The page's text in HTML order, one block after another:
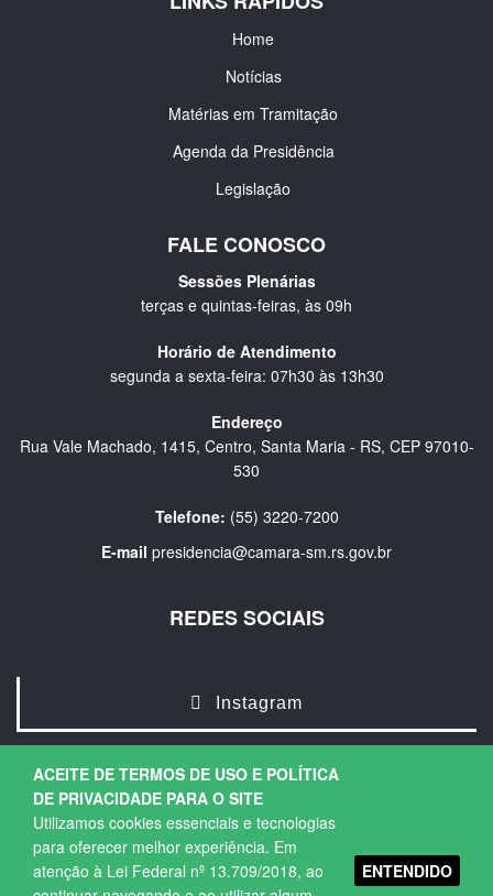
ACEITE DE TERMOS DE USO E POLÍTICA
DE PRIVACIDADE PARA O SITE
Utilizamos cookies essenciais e tecnologias
para oferecer melhor experiência. Em
atenção à Lei Federal nº 13.709/2018, ao
ENTENDIDO
Home
Notícias
Matérias em Tramitação
Agenda da Presidência
Legislação
FALE CONOSCO
Sessões Plenárias
terças e quintas-feiras, às 09h
Horário de Atendimento
segunda a sexta-feira: 07h30 às 13h30
Endereço
Rua Vale Machado, 1415, Centro, Santa Maria - RS, CEP 97010-
530
Telefone: (55) 3220-7200
E-mail presidencia@camara-sm.rs.gov.br
REDES SOCIAIS
Instagram
Copyright © 2026. Todos os direitos Reservados.